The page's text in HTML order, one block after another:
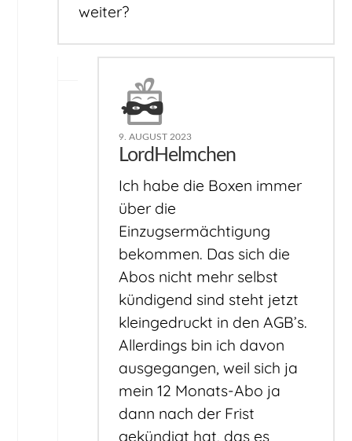
weiter?
9. AUGUST 2023
LordHelmchen
Ich habe die Boxen immer
über die
Einzugsermächtigung
bekommen. Das sich die
Abos nicht mehr selbst
kündigend sind steht jetzt
kleingedruckt in den AGB’s.
Allerdings bin ich davon
ausgegangen, weil sich ja
mein 12 Monats-Abo ja
dann nach der Frist
gekündigt hat, das es